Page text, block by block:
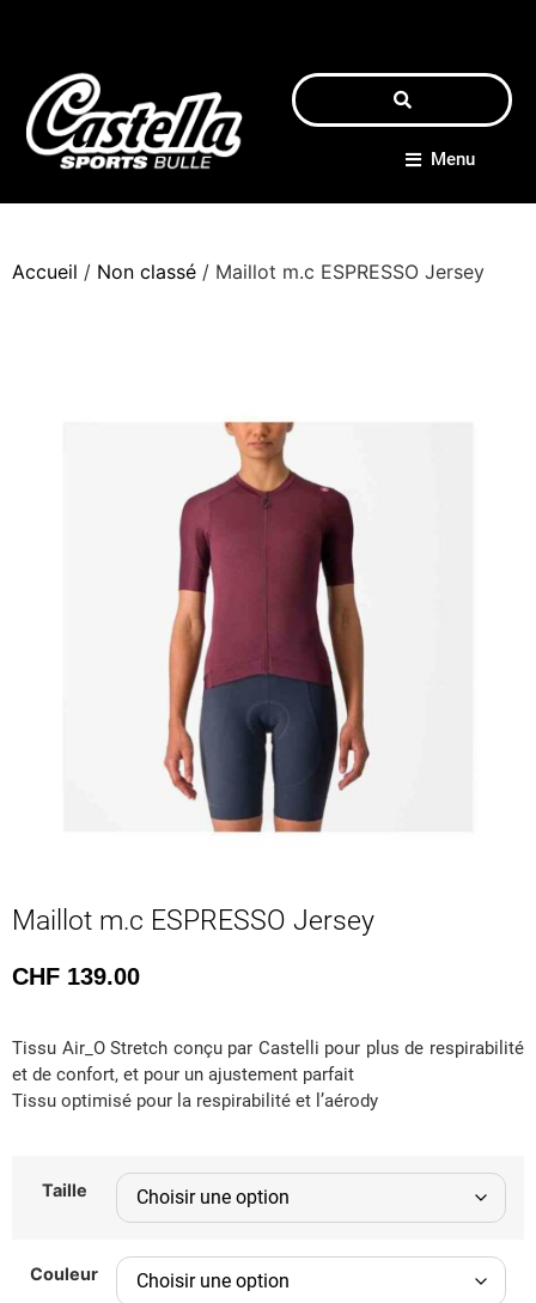
Menu
Accueil / Non classé / Maillot m.c ESPRESSO Jersey
Maillot m.c ESPRESSO Jersey
CHF 139.00
Tissu Air_O Stretch conçu par Castelli pour plus de respirabilité
et de confort, et pour un ajustement parfait
Tissu optimisé pour la respirabilité et l’aérody
Taille
Couleur